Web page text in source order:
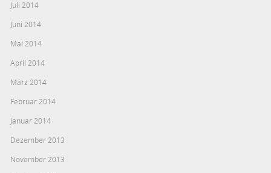
Juli 2014
Juni 2014
Mai 2014
April 2014
März 2014
Februar 2014
Januar 2014
Dezember 2013
November 2013